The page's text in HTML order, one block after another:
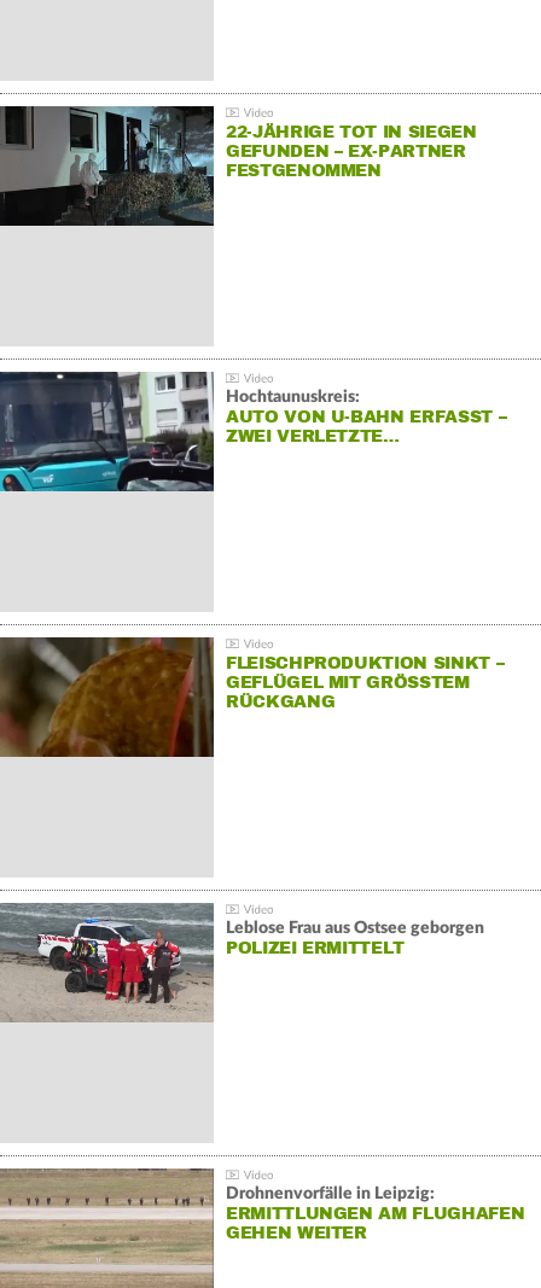
22-JÄHRIGE TOT IN SIEGEN
GEFUNDEN – EX-PARTNER
FESTGENOMMEN
Hochtaunuskreis:
AUTO VON U-BAHN ERFASST –
ZWEI VERLETZTE…
FLEISCHPRODUKTION SINKT –
GEFLÜGEL MIT GRÖSSTEM R
ÜCKGANG
Leblose Frau aus Ostsee geborgen
POLIZEI ERMITTELT
Drohnenvorfälle in Leipzig:
ERMITTLUNGEN AM FLUGHAFEN
GEHEN WEITER